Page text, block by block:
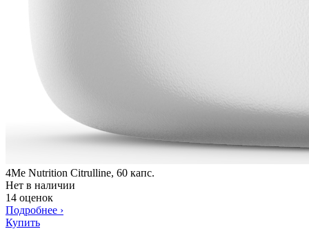
4Me Nutrition Citrulline, 60 капс.
Нет в наличии
14 оценок
Подробнее ›
Купить